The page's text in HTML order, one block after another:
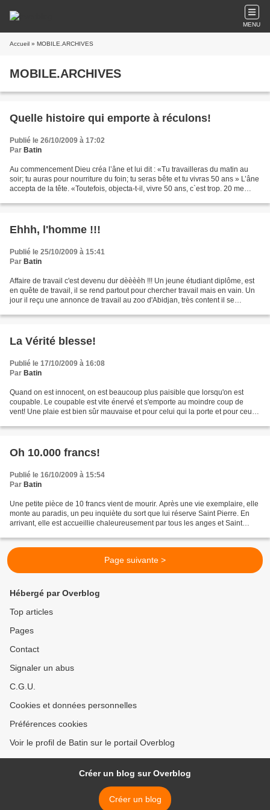
MENU
Accueil » MOBILE.ARCHIVES
MOBILE.ARCHIVES
Quelle histoire qui emporte à réculons!
Publié le 26/10/2009 à 17:02
Par Batin
Au commencement Dieu créa l’âne et lui dit : «Tu travailleras du matin au
soir; tu auras pour nourriture du foin; tu seras bête et tu vivras 50 ans » L’âne
accepta de la tête. «Toutefois, objecta-t-il, vivre 50 ans, c`est trop. 20 me
Ehhh, l'homme !!!
Publié le 25/10/2009 à 15:41
Par Batin
Affaire de travail c'est devenu dur dèèèèh !!! Un jeune étudiant diplôme, est
en quête de travail, il se rend partout pour chercher travail mais en vain. Un
jour il reçu une annonce de travail au zoo d'Abidjan, très content il se
La Vérité blesse!
Publié le 17/10/2009 à 16:08
Par Batin
Quand on est innocent, on est beaucoup plus paisible que lorsqu'on est
coupable. Le coupable est vite énervé et s'emporte au moindre coup de
vent! Une plaie est bien sûr mauvaise et pour celui qui la porte et pour ceux
Oh 10.000 francs!
Publié le 16/10/2009 à 15:54
Par Batin
Une petite pièce de 10 francs vient de mourir. Après une vie exemplaire, elle
monte au paradis, un peu inquiète du sort que lui réserve Saint Pierre. En
arrivant, elle est accueillie chaleureusement par tous les anges et Saint
Page suivante >
Hébergé par Overblog
Top articles
Pages
Contact
Signaler un abus
C.G.U.
Cookies et données personnelles
Préférences cookies
Voir le profil de Batin sur le portail Overblog
Créer un blog sur Overblog
Créer un blog